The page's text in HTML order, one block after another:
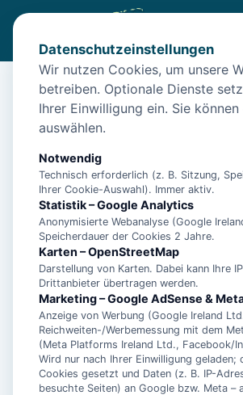
Start Unterkünfte Norden/
Norden:
26506 Norden
Datenschutzeinstellungen
Wir nutzen Cookies, um unsere
betreiben. Optionale Dienste
Ihrer Einwilligung ein. Sie können
auswählen.
Notwendig
Technisch erforderlich (z. B. Sitzung,
Ihrer Cookie-Auswahl). Immer aktiv.
Statistik – Google Analytics
Anonymisierte Webanalyse (Google
Speicherdauer der Cookies 2 Jahre.
Karten – OpenStreetMap
Darstellung von Karten. Dabei kann Ihre
Drittanbieter übertragen werden.
Marketing – Google AdSense &
Anzeige von Werbung (Google Ireland
Reichweiten-/Werbemessung mit dem
(Meta Platforms Ireland Ltd., Facebook/
Wird nur nach Ihrer Einwilligung geladen;
Cookies gesetzt und Daten (z. B. IP-
besuchte Seiten) an Google bzw. Meta –